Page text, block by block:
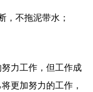
，不拖泥带水；
力工作，但工作成
更加努力的工作，